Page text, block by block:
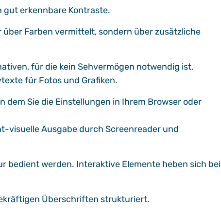
gut erkennbare Kontraste.
Farben vermittelt, sondern über zusätzliche
für die kein Sehvermögen notwendig ist.
für Fotos und Grafiken.
dem Sie die Einstellungen in Ihrem Browser oder
visuelle Ausgabe durch Screenreader und
bedient werden. Interaktive Elemente heben sich bei
Überschriften strukturiert.